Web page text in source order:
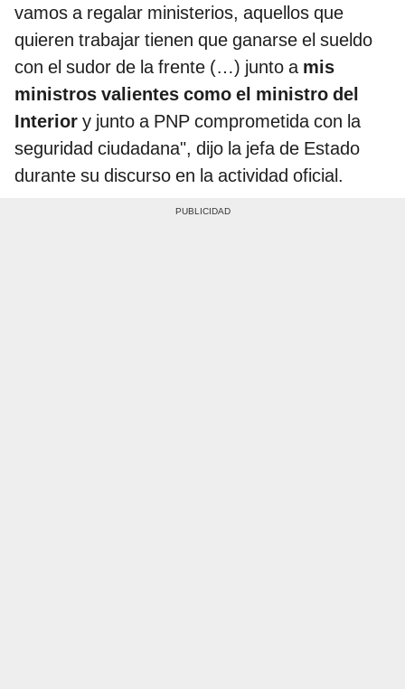
vamos a regalar ministerios, aquellos que
quieren trabajar tienen que ganarse el sueldo
con el sudor de la frente (…) junto a mis
ministros valientes como el ministro del
Interior y junto a PNP comprometida con la
seguridad ciudadana", dijo la jefa de Estado
durante su discurso en la actividad oficial.